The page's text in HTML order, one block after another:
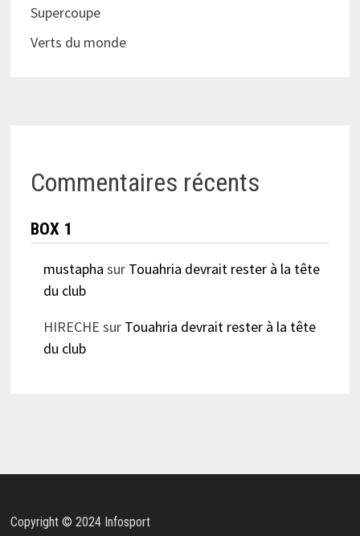
Supercoupe
Verts du monde
Commentaires récents
BOX 1
mustapha sur Touahria devrait rester à la tête
du club
HIRECHE sur Touahria devrait rester à la tête
du club
Copyright © 2024 Infosport